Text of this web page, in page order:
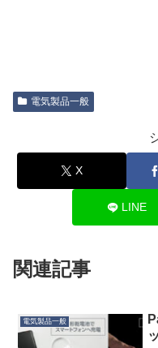
電気製品一般
X
LINE
関連記事
電気製品一般